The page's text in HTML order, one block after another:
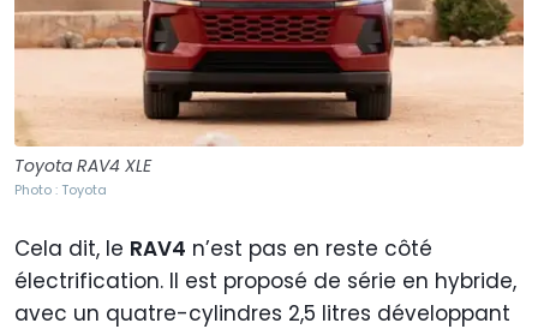
Toyota RAV4 XLE
Photo : Toyota
Cela dit, le RAV4 n’est pas en reste côté
électrification. Il est proposé de série en hybride,
avec un quatre-cylindres 2,5 litres développant